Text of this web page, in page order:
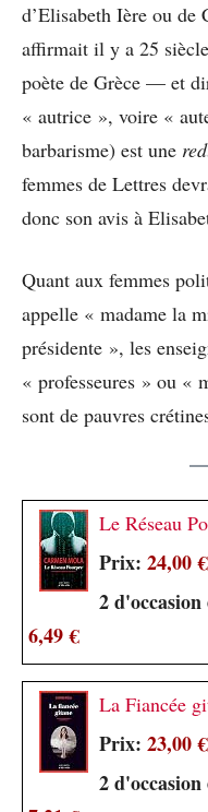
d’Elisabeth Ière ou de
affirmait il y a 25
poète de Grèce — et
« autrice », voire «
barbarisme) est une
femmes de Lettres
donc son avis à
Quant aux femmes
appelle « madame la
présidente », les
« professeures » ou «
sont de pauvres
Le Réseau
Prix: 24,00 €
2
6,49 €
La Fiancée
Prix: 23,00 €
2